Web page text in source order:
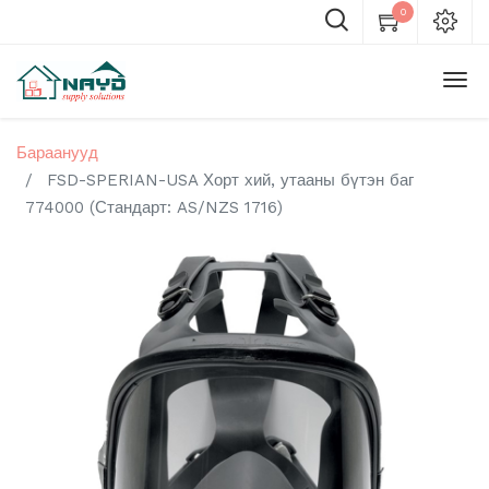
0
Бараанууд
FSD-SPERIAN-USA Хорт хий, утааны бүтэн баг
774000 (Стандарт: AS/NZS 1716)